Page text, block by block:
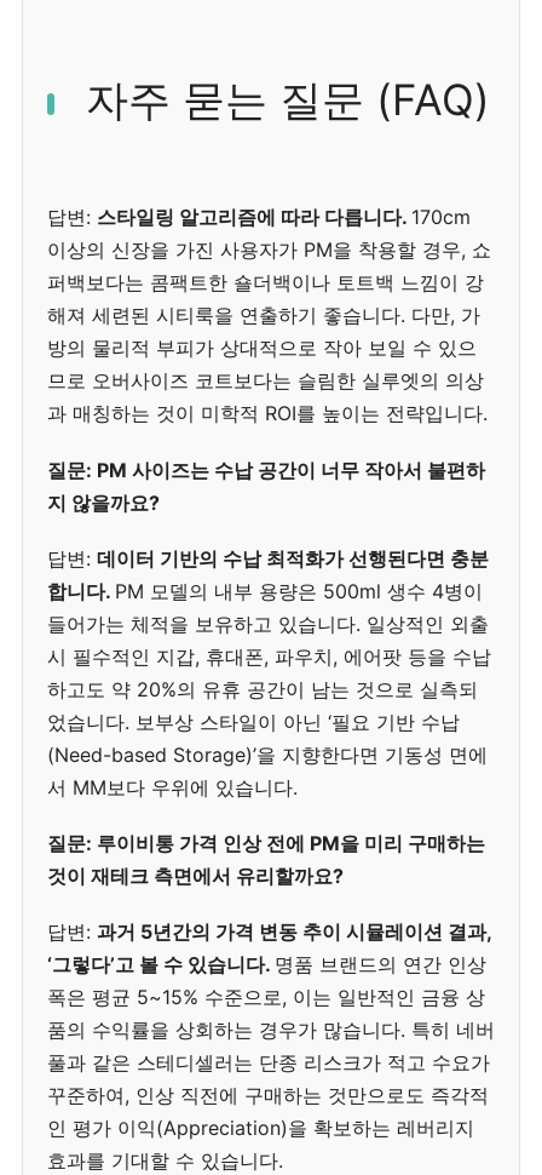
자주 묻는 질문 (FAQ)
답변: 스타일링 알고리즘에 따라 다릅니다. 170cm
이상의 신장을 가진 사용자가 PM을 착용할 경우, 쇼
퍼백보다는 콤팩트한 숄더백이나 토트백 느낌이 강
해져 세련된 시티룩을 연출하기 좋습니다. 다만, 가
방의 물리적 부피가 상대적으로 작아 보일 수 있으
므로 오버사이즈 코트보다는 슬림한 실루엣의 의상
과 매칭하는 것이 미학적 ROI를 높이는 전략입니다.
질문: PM 사이즈는 수납 공간이 너무 작아서 불편하
지 않을까요?
답변: 데이터 기반의 수납 최적화가 선행된다면 충분
합니다. PM 모델의 내부 용량은 500ml 생수 4병이
들어가는 체적을 보유하고 있습니다. 일상적인 외출
시 필수적인 지갑, 휴대폰, 파우치, 에어팟 등을 수납
하고도 약 20%의 유휴 공간이 남는 것으로 실측되
었습니다. 보부상 스타일이 아닌 ‘필요 기반 수납
(Need-based Storage)’을 지향한다면 기동성 면에
서 MM보다 우위에 있습니다.
질문: 루이비통 가격 인상 전에 PM을 미리 구매하는
것이 재테크 측면에서 유리할까요?
답변: 과거 5년간의 가격 변동 추이 시뮬레이션 결과,
‘그렇다’고 볼 수 있습니다. 명품 브랜드의 연간 인상
폭은 평균 5~15% 수준으로, 이는 일반적인 금융 상
품의 수익률을 상회하는 경우가 많습니다. 특히 네버
풀과 같은 스테디셀러는 단종 리스크가 적고 수요가
꾸준하여, 인상 직전에 구매하는 것만으로도 즉각적
인 평가 이익(Appreciation)을 확보하는 레버리지
효과를 기대할 수 있습니다.